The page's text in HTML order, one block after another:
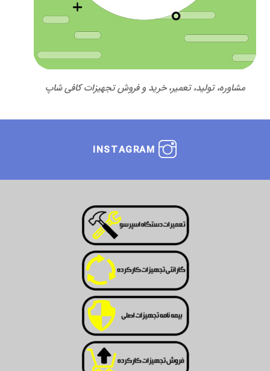
مشاوره، تولید، تعمیر، خرید و فروش تجهیزات کافی شاپ
INSTAGRAM